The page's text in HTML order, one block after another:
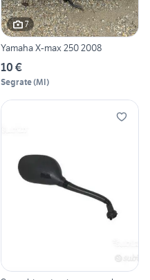
7
Yamaha X-max 250 2008
10 €
Segrate(MI)